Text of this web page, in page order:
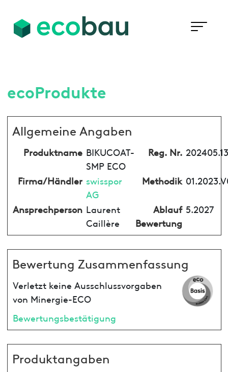
ecoProdukte
Allgemeine Angaben
Produktname BIKUCOAT-
SMP ECO
Reg. Nr.
Firma/Händler swisspor
AG
Methodik
Ansprechperson Laurent
Caillère
Ablauf
Bewertung
5.2027
Bewertung Zusammenfassung
Verletzt keine Ausschlussvorgaben
von Minergie-ECO
Bewertungsbestätigung
Produktangaben